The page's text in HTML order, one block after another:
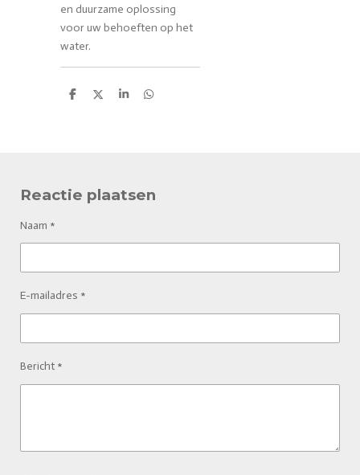
en duurzame oplossing
voor uw behoeften op het
water.
D
D
S
D
Reactie plaatsen
Naam *
E-mailadres *
Bericht *